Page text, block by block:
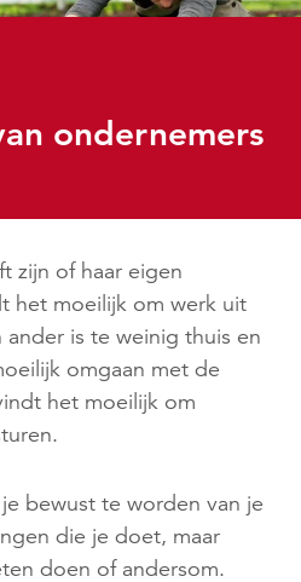
ondernemers
zijn of haar eigen
het moeilijk om werk uit
is te weinig thuis en
omgaan met de
het moeilijk om
bewust te worden van je
die je doet, maar
doen of andersom.